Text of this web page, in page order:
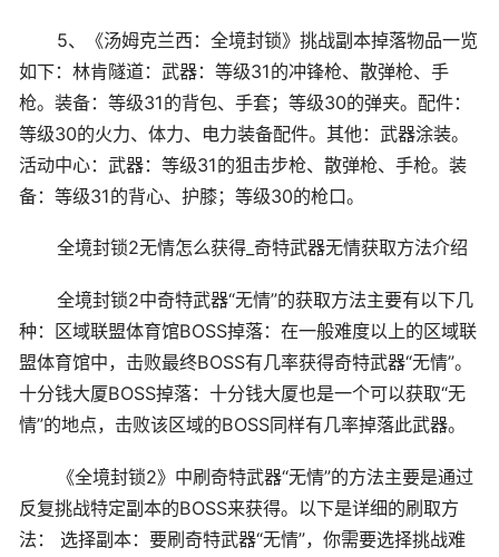
5、《汤姆克兰西：全境封锁》挑战副本掉落物品一览
如下：林肯隧道：武器：等级31的冲锋枪、散弹枪、手
枪。装备：等级31的背包、手套；等级30的弹夹。配件：
等级30的火力、体力、电力装备配件。其他：武器涂装。
活动中心：武器：等级31的狙击步枪、散弹枪、手枪。装
备：等级31的背心、护膝；等级30的枪口。
全境封锁2无情怎么获得_奇特武器无情获取方法介绍
全境封锁2中奇特武器“无情”的获取方法主要有以下几
种：区域联盟体育馆BOSS掉落：在一般难度以上的区域联
盟体育馆中，击败最终BOSS有几率获得奇特武器“无情”。
十分钱大厦BOSS掉落：十分钱大厦也是一个可以获取“无
情”的地点，击败该区域的BOSS同样有几率掉落此武器。
《全境封锁2》中刷奇特武器“无情”的方法主要是通过
反复挑战特定副本的BOSS来获得。以下是详细的刷取方
法： 选择副本：要刷奇特武器“无情”，你需要选择挑战难